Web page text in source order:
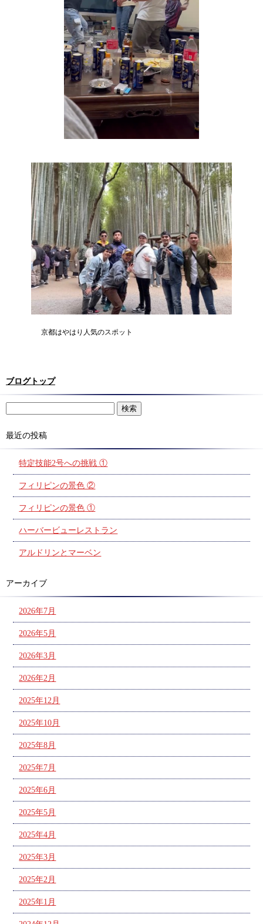
京都はやはり人気のスポット
ブログトップ
最近の投稿
特定技能2号への挑戦 ①
フィリピンの景色 ②
フィリピンの景色 ①
ハーバービューレストラン
アルドリンとマーベン
アーカイブ
2026年7月
2026年5月
2026年3月
2026年2月
2025年12月
2025年10月
2025年8月
2025年7月
2025年6月
2025年5月
2025年4月
2025年3月
2025年2月
2025年1月